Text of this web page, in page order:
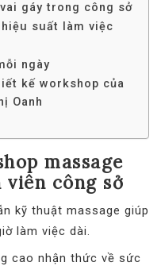
gáy trong công sở
suất làm việc
ngày
kế workshop của
Oanh
massage
viên công sở
kỹ thuật massage giúp
làm việc dài.
cao nhận thức về sức